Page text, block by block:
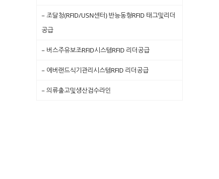
– 조달청(RFID/USN센터) 반능동형RFID 태그및리더
공급
– 버스주유보조RFID시스템RFID 리더공급
– 에버랜드식기관리시스템RFID 리더공급
– 의류출고및생산검수라인